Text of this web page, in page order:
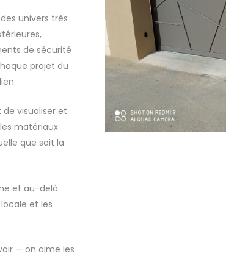
univers très
de sécurité
projet du
de visualiser et
matériaux
que soit la
et au-delà
et les
— on aime les